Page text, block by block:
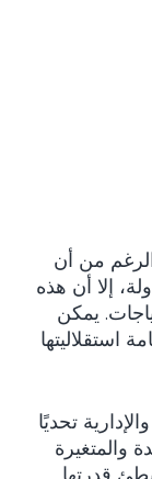
من أن
إلا أن هذه
يمكن
استقلاليتها
تحديًا
والمتغيرة
قدرتها